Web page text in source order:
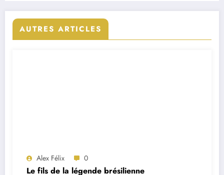
AUTRES ARTICLES
Alex Félix 0
Le fils de la légende brésilienne